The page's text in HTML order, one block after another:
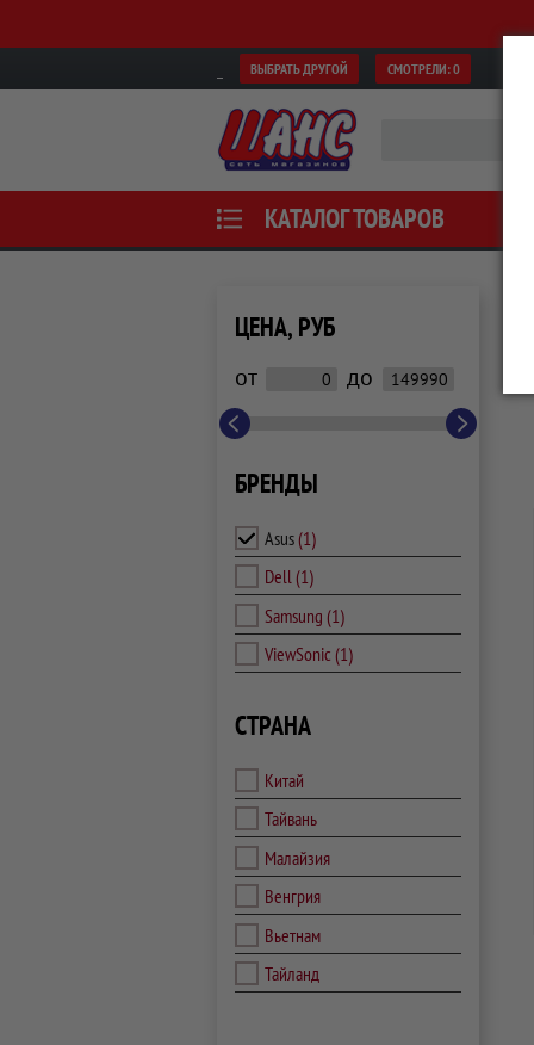
ВЫБРАТЬ ДРУГОЙ СМОТРЕЛИ:0
КАТАЛОГ ТОВАРОВ
ЦЕНА, РУБ
от до
БРЕНДЫ
Asus(1)
Dell(1)
Samsung (1)
ViewSonic (1)
СТРАНА
Китай
Тайвань
Малайзия
Венгрия
Вьетнам
Тайланд